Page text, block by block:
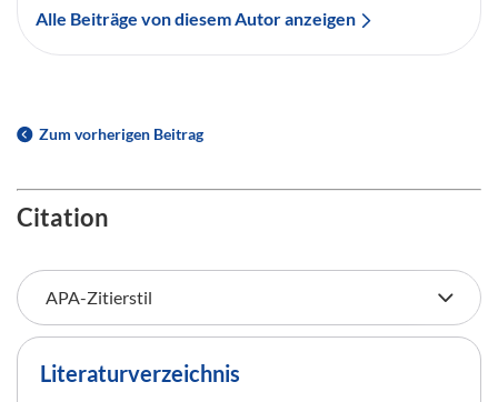
Alle Beiträge von diesem Autor anzeigen
Zum vorherigen Beitrag
Citation
Literaturverzeichnis